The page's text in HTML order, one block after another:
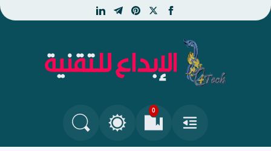
facebook
x
pinterest
telegram
linkedin
الإبداع للتقنية - جديد
القائمة
0
العلامات المرجعيةالتغيير بين الوضع النهاري والداكن
البحث في المدونة